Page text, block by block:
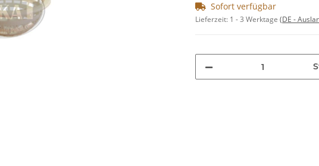
Sofort verfügbar
Lieferzeit: 1 - 3 Werktage (DE -